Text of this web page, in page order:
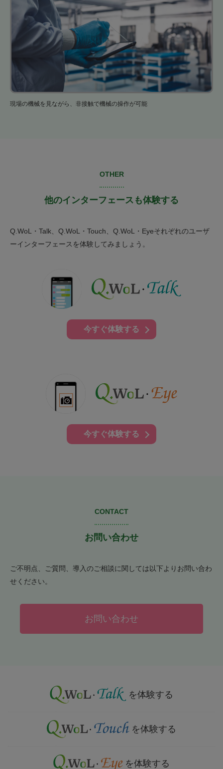
現場の機械を見ながら、非接触で機械の操作が可能
OTHER
他のインターフェースも体験する
Q.WoL・Talk、Q.WoL・Touch、Q.WoL・Eyeそれぞれのユーザ
ーインターフェースを体験してみましょう。
今すぐ体験する
今すぐ体験する
CONTACT
お問い合わせ
ご不明点、ご質問、導入のご相談に関しては以下よりお問い合わ
せください。
お問い合わせ
を体験する
を体験する
を体験する